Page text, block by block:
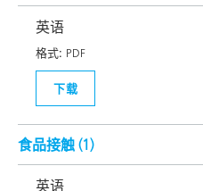
英语
格式: PDF
下载
食品接触 (1)
英语